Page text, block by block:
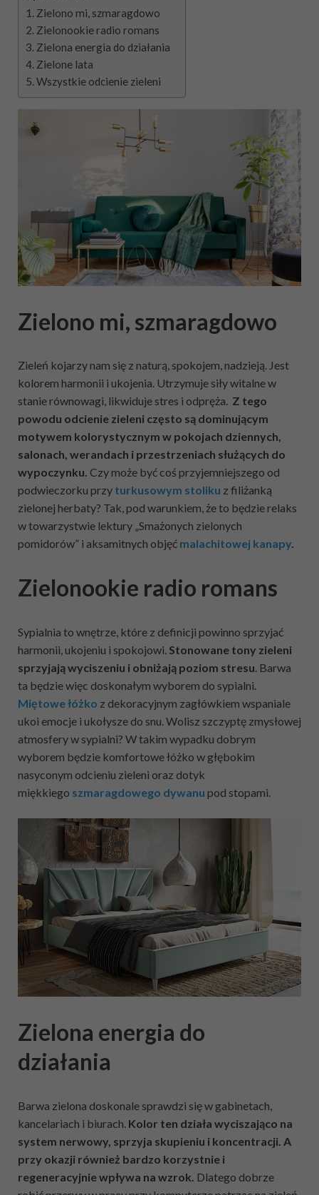
Zielono mi, szmaragdowo
Zielonookie radio romans
Zielona energia do działania
Zielone lata
Wszystkie odcienie zieleni
Zielono mi, szmaragdowo
Zieleń kojarzy nam się z naturą, spokojem, nadzieją. Jest
kolorem harmonii i ukojenia. Utrzymuje siły witalne w
stanie równowagi, likwiduje stres i odpręża. Z tego
powodu odcienie zieleni często są dominującym
motywem kolorystycznym w pokojach dziennych,
salonach, werandach i przestrzeniach służących do
wypoczynku. Czy może być coś przyjemniejszego od
podwieczorku przy turkusowym stoliku z filiżanką
zielonej herbaty? Tak, pod warunkiem, że to będzie relaks
w towarzystwie lektury „Smażonych zielonych
pomidorów” i aksamitnych objęć malachitowej kanapy.
Zielonookie radio romans
Sypialnia to wnętrze, które z definicji powinno sprzyjać
harmonii, ukojeniu i spokojowi. Stonowane tony zieleni
sprzyjają wyciszeniu i obniżają poziom stresu. Barwa
ta będzie więc doskonałym wyborem do sypialni.
Miętowe łóżko z dekoracyjnym zagłówkiem wspaniale
ukoi emocje i ukołysze do snu. Wolisz szczyptę zmysłowej
atmosfery w sypialni? W takim wypadku dobrym
wyborem będzie komfortowe łóżko w głębokim
nasyconym odcieniu zieleni oraz dotyk
miękkiego szmaragdowego dywanu pod stopami.
Zielona energia do
działania
Barwa zielona doskonale sprawdzi się w gabinetach,
kancelariach i biurach. Kolor ten działa wyciszająco na
system nerwowy, sprzyja skupieniu i koncentracji. A
przy okazji również bardzo korzystnie i
regeneracyjnie wpływa na wzrok. Dlatego dobrze